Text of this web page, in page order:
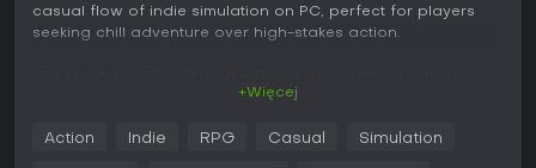
casual flow of indie simulation on PC, perfect for players
seeking chill adventure over high-stakes action.
with your own car. Choose one of the cars, modify and
offer you epic action, there's nowhere to rush and there are
+Więcej
Action Indie RPG Casual Simulation